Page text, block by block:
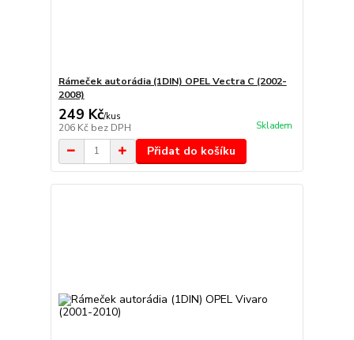
Rámeček autorádia (1DIN) OPEL Vectra C (2002-
2008)
249 Kč/kus
206 Kč bez DPH Skladem
Přidat do košíku